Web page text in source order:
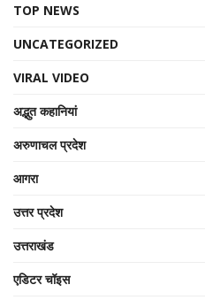
TOP NEWS
UNCATEGORIZED
VIRAL VIDEO
अद्भुत कहानियां
अरुणाचल प्रदेश
आगरा
उत्तर प्रदेश
उत्तराखंड
एडिटर चॉइस